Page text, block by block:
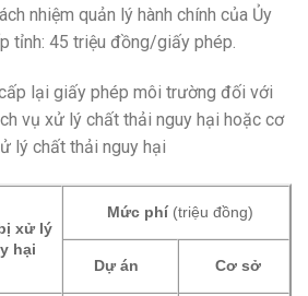
nhiệm quản lý hành chính của Ủy
tỉnh: 45 triệu đồng/giấy phép.
lại giấy phép môi trường đối với
vụ xử lý chất thải nguy hại hoặc cơ
lý chất thải nguy hại
xử lý
hại
Mức phí(triệu đồng)
Dự án Cơ sở